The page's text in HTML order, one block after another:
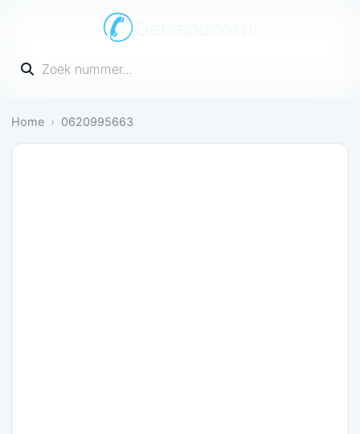
Gebelddoor.nl
Vul een telefoonnummer in
Home 0620995663